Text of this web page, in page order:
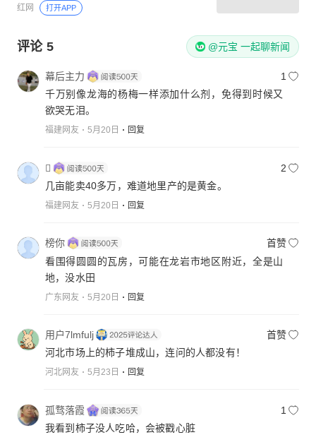
红网 打开APP
评论 5 @元宝 一起聊新闻
幕后主力
1
千万别像龙海的杨梅一样添加什么剂，免得到时候又
欲哭无泪。
福建网友 5月20日 回复

2
几亩能卖40多万，难道地里产的是黄金。
福建网友 5月20日 回复
榜你
首赞
看围得圆圆的瓦房，可能在龙岩市地区附近，全是山
地，没水田
广东网友 5月20日 回复
用户7lmfulj
首赞
河北市场上的柿子堆成山，连问的人都没有！
河北网友 5月23日 回复
孤骛落霞
1
我看到柿子没人吃哈，会被戳心脏